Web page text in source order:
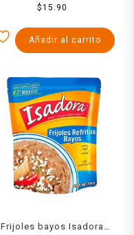
enteros en lata 560 g
$15.90
Añadir al carrito
Frijoles bayos Isadora